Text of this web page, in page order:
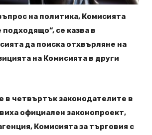
на политика, Комисията
се казва в
да поиска отхвърляне на
на Комисията в други
в четвъртък законодателите в
официален законопроект,
Комисията за търговия с